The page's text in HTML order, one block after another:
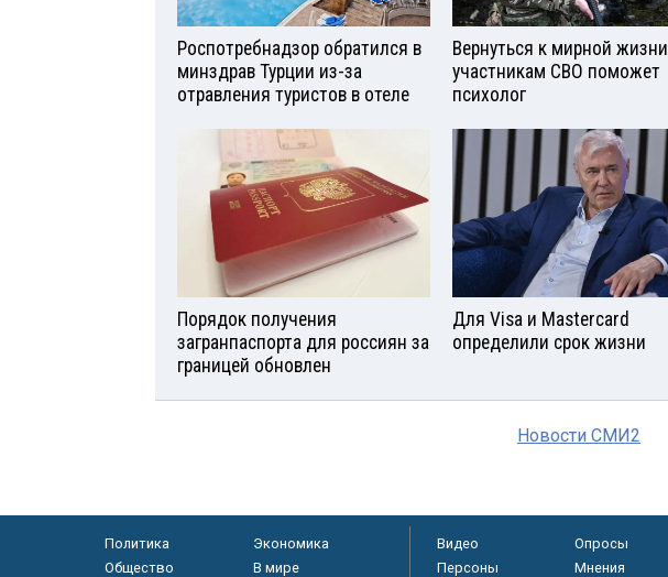
Роспотребнадзор обратился в
минздрав Турции из-за
отравления туристов в отеле
Вернуться к мирной жизни
участникам СВО поможет
психолог
Порядок получения
загранпаспорта для россиян за
границей обновлен
Для Visа и Mastercard
определили срок жизни
Новости СМИ2
Политика
Экономика
Общество
В мире
Видео Опросы
Персоны
Мнения